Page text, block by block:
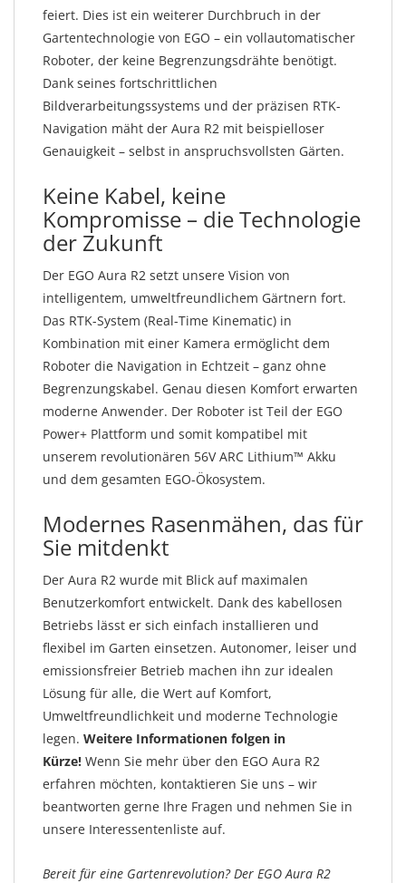
feiert. Dies ist ein weiterer Durchbruch in der
Gartentechnologie von EGO – ein vollautomatischer
Roboter, der keine Begrenzungsdrähte benötigt.
Dank seines fortschrittlichen
Bildverarbeitungssystems und der präzisen RTK-
Navigation mäht der Aura R2 mit beispielloser
Genauigkeit – selbst in anspruchsvollsten Gärten.
Keine Kabel, keine
Kompromisse – die Technologie
der Zukunft
Der EGO Aura R2 setzt unsere Vision von
intelligentem, umweltfreundlichem Gärtnern fort.
Das RTK-System (Real-Time Kinematic) in
Kombination mit einer Kamera ermöglicht dem
Roboter die Navigation in Echtzeit – ganz ohne
Begrenzungskabel. Genau diesen Komfort erwarten
moderne Anwender. Der Roboter ist Teil der EGO
Power+ Plattform und somit kompatibel mit
unserem revolutionären 56V ARC Lithium™ Akku
und dem gesamten EGO-Ökosystem.
Modernes Rasenmähen, das für
Sie mitdenkt
Der Aura R2 wurde mit Blick auf maximalen
Benutzerkomfort entwickelt. Dank des kabellosen
Betriebs lässt er sich einfach installieren und
flexibel im Garten einsetzen. Autonomer, leiser und
emissionsfreier Betrieb machen ihn zur idealen
Lösung für alle, die Wert auf Komfort,
Umweltfreundlichkeit und moderne Technologie
legen. Weitere Informationen folgen in
Kürze! Wenn Sie mehr über den EGO Aura R2
erfahren möchten, kontaktieren Sie uns – wir
beantworten gerne Ihre Fragen und nehmen Sie in
unsere Interessentenliste auf.
Bereit für eine Gartenrevolution? Der EGO Aura R2